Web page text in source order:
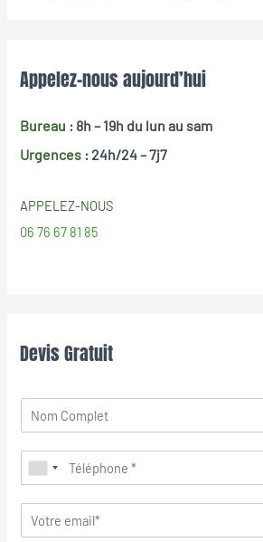
Appelez-nous aujourd’hui
Bureau : 8h – 19h du lun au sam
Urgences : 24h/24 – 7j7
APPELEZ-NOUS
06 76 67 81 85
Devis Gratuit